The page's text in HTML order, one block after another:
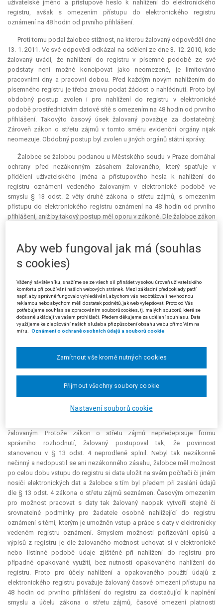
uživatelské jméno a přístupové heslo k nahlížení do elektronického
registru, avšak s omezením přístupu do elektronického registru
oznámení na 48 hodin od prvního přihlášení.
Proti tomu podal žalobce stížnost, na kterou žalovaný odpověděl dne
13. 1. 2011. Ve své odpovědi odkázal na sdělení ze dne 3. 12. 2010, kde
žalovaný uvádí, že nahlížení do registru v písemné podobě ze své
podstaty není možné koncipovat jako neomezené, je limitováno
pracovními dny a pracovní dobou. Před každým novým nahlížením do
písemného registru je třeba znovu podat žádost o nahlédnutí. Proto byl
obdobný postup zvolen i pro nahlížení do registru v elektronické
podobě prostřednictvím datové sítě s omezením na 48 hodin od prvního
přihlášení. Takovýto časový úsek žalovaný považuje za dostatečný.
Zároveň zákon o střetu zájmů v tomto směru evidenční orgány nijak
neomezuje. Obdobný postup byl zvolen u jiných orgánů státní správy.
Žalobce se žalobou podanou u Městského soudu v Praze domáhal
ochrany před nezákonným zásahem žalovaného, který spatřuje v
přidělení uživatelského jména a přístupového hesla k nahlížení do
registru oznámení vedeného žalovaným v elektronické podobě ve
smyslu § 13 odst. 2 věty druhé zákona o střetu zájmů, s omezením
přístupu do elektronického registru oznámení na 48 hodin od prvního
přihlášení, aniž by takový postup měl oporu v zákoně. Dle žalobce zákon
příslušný orgán neomezuje, ale je nutné se zabývat otázkou, zda
omezení časové platnosti přístupu do registru má zákonem předvídaný
a racionální účel (viz nález Ústavního soudu ze dne 18. 2. 2010, sp. zn. I.
uživatelského jména a přístupového hesla do registru v elektronické
podobě nebylo úmyslem zákonodárce vtěleným do důvodové zprávy k
zákonu, podle které existence elektronického registru je motivována
snahou umožnit voličům co nejjednodušší přístup k databázi. Taktéž
nelze akceptovat odůvodnění obdobného postupu u jiných orgánů
státní správy. Žalobci je známo, že kratší lhůtu z ministerstev stanovuje
pouze ministerstvo financí, naopak většina ministerstev nijak lhůtu
neomezuje. Smyslem přístupového jména a hesla je zamezení přístupu
osobou.
udělení uživatelského jména a hesla žadateli pro vstup do registru, tedy
žalovaným. Protože zákon o střetu zájmů nepředepisuje formu
správního rozhodnutí, žalovaný postupoval tak, že povinnost
stanovenou v § 13 odst. 4 neprodleně splnil. Nebyl tak nezákonně
nečinný a nedopustil se ani nezákonného zásahu, žalobce měl možnost
po celou dobu vstupu do registru si data uložit na svém počítači či jiném
nosiči elektronických dat a žalobce s tím byl předem při zaslání údajů
dle § 13 odst. 4 zákona o střetu zájmů seznámen. Časovým omezením
pro možnost pracovat s daty tak žalovaný naopak vytvořil stejné či
srovnatelné podmínky pro žadatele osobně nahlížející do registru
oznámení s těmi, kterým je umožněn vstup a práce s daty v elektronicky
vedeném registru oznámení. Smyslem možnosti pořizování opisů a
výpisů z registru je dle žalovaného možnost uchovat si v elektronické
nebo listinné podobě údaje zjištěné při nahlížení do registru pro
případné opakované využití, bez nutnosti opakovaného nahlížení do
registru. Proto pro účely nahlížení a opakovaného použití údajů z
elektronického registru považuje žalovaný časové omezení přístupu na
48 hodin od prvního přihlášení do registru za dostačující k naplnění
smyslu a účelu zákona o střetu zájmů, časové omezení platnosti
Aby web fungoval jak má (souhlas
s cookies)
Vážený návštěvníku, snažíme se ze všech sil přinášet vysokou úroveň uživatelského
komfortu při používání našich webových stránek. Mezi základní předpoklady patří
např. aby správně fungovalo vyhledávání, abychom vás neobtěžovali nevhodnou
reklamou nebo abychom měli dostatek podnětů, jak web vylepšovat. Proto od Vás
potřebujeme souhlas se zpracováním souborů cookies, tj. malých souborů, které se
dočasně ukládají ve vašem prohlížeči. Předem děkujeme za udělení souhlasu. Data
využijeme ke zlepšování našich služeb a přizpůsobení obsahu webu přímo Vám na
míru.
Oznámení o ochraně osobních údajů a souborů cookie
Nastavení souborů cookie
Zamítnout vše kromě nutných cookies
Přijmout všechny soubory cookie